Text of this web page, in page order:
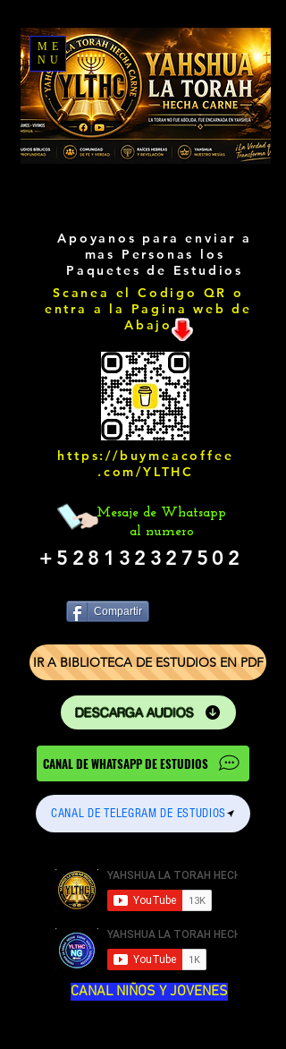
Apoyanos para enviar a
mas Personas los
Paquetes de Estudios
Scanea el Codigo QR o
entra a la Pagina web de
Abajo
https://buymeacoffee
.com/YLTHC
Mesaje de Whatsapp
al numero
+528132327502
Compartir
IR A BIBLIOTECA DE ESTUDIOS EN PDF
DESCARGA AUDIOS
CANAL DE WHATSAPP DE ESTUDIOS
CANAL DE TELEGRAM DE ESTUDIOS
CANAL NIÑOS Y JOVENES
ME
NU